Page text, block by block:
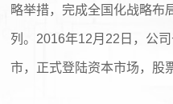
略举措，完成全国化战略布
列。2016年12月22日，公
市，正式登陆资本市场，股